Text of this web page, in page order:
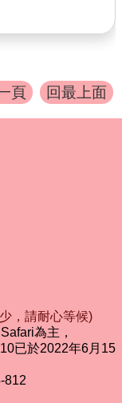
頁 回最上面
，請耐心等候)
為主，
已於2022年6月15
812